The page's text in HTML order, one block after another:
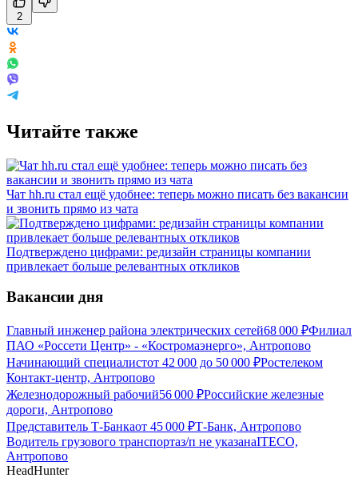
2
Читайте также
Чат hh.ru стал ещё удобнее: теперь можно писать без вакансии
и звонить прямо из чата
Подтверждено цифрами: редизайн страницы компании
привлекает больше релевантных откликов
Вакансии дня
Главный инженер района электрических сетей68 000 ₽Филиал
ПАО «Россети Центр» - «Костромаэнерго», Антропово
Начинающий специалистот 42 000 до 50 000 ₽Ростелеком
Контакт-центр, Антропово
Железнодорожный рабочий56 000 ₽Российские железные
дороги, Антропово
Представитель Т-Банкаот 45 000 ₽Т-Банк, Антропово
Водитель грузового транспортаз/п не указанаITECO,
Антропово
HeadHunter